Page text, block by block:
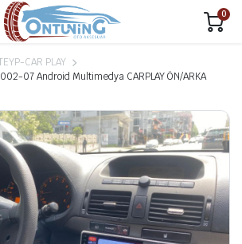
0
CAR PLAY
07 Android Multimedya CARPLAY ÖN/ARKA